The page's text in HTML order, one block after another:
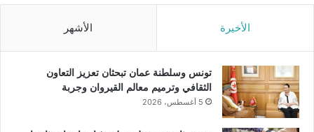
الأخيرة الأشهر
تونس وسلطنة عمان تبحثان تعزيز التعاون
الثقافي وترميم معالم القيروان وجربة
5 أغسطس، 2026